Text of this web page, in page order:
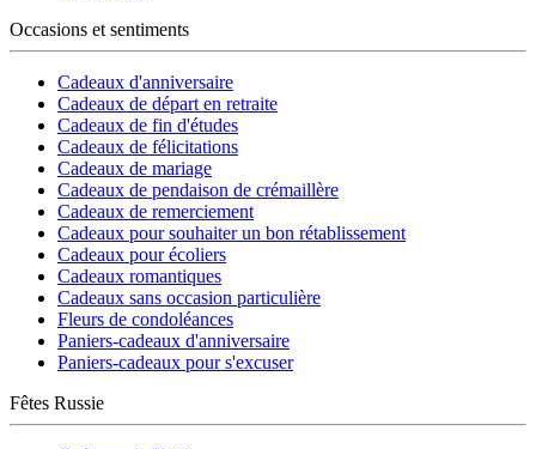
Occasions et sentiments
Cadeaux d'anniversaire
Cadeaux de départ en retraite
Cadeaux de fin d'études
Cadeaux de félicitations
Cadeaux de mariage
Cadeaux de pendaison de crémaillère
Cadeaux de remerciement
Cadeaux pour souhaiter un bon rétablissement
Cadeaux pour écoliers
Cadeaux romantiques
Cadeaux sans occasion particulière
Fleurs de condoléances
Paniers-cadeaux d'anniversaire
Paniers-cadeaux pour s'excuser
Fêtes Russie